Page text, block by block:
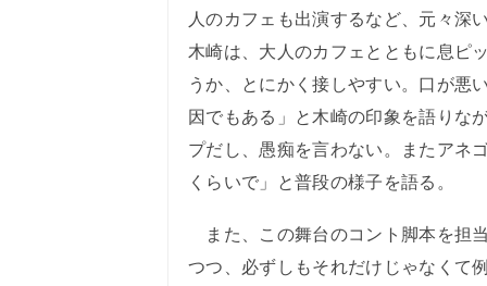
人のカフェも出演するなど、元々深
木崎は、大人のカフェとともに息ピ
うか、とにかく接しやすい。口が
因でもある」と木崎の印象を語りな
プだし、愚痴を言わない。またアネ
くらいで」と普段の様子を語る。
また、この舞台のコント脚本を担
つつ、必ずしもそれだけじゃなくて